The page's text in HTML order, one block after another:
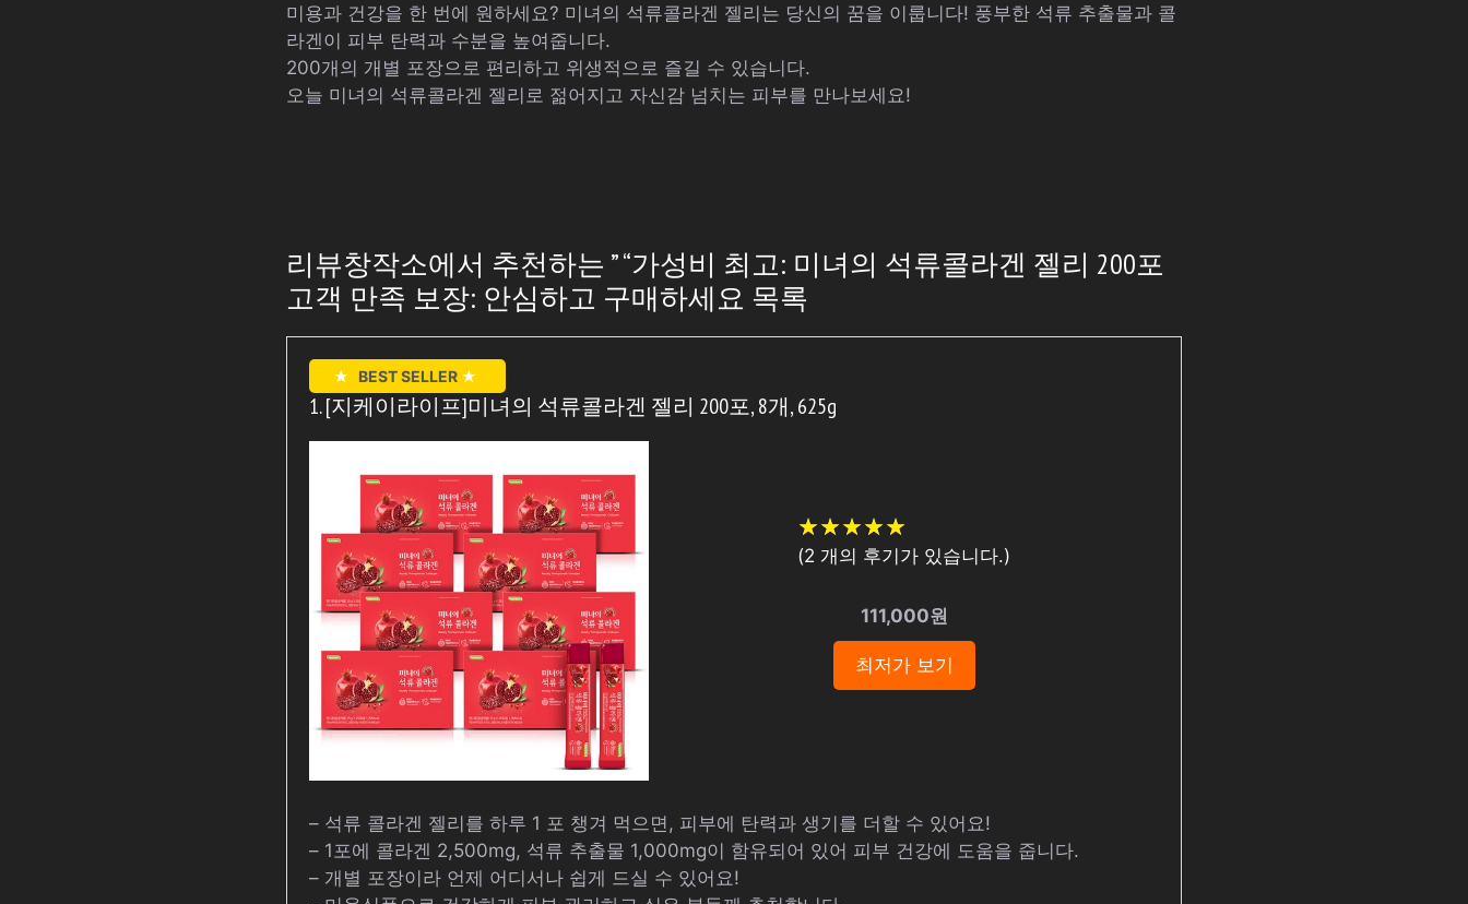
미용과 건강을 한 번에 원하세요? 미녀의 석류콜라겐 젤리는 당신의 꿈을 이룹니다! 풍부한 석류 추출물과 콜
라겐이 피부 탄력과 수분을 높여줍니다.
200개의 개별 포장으로 편리하고 위생적으로 즐길 수 있습니다.
오늘 미녀의 석류콜라겐 젤리로 젊어지고 자신감 넘치는 피부를 만나보세요!
리뷰창작소에서 추천하는 ” “가성비 최고: 미녀의 석류콜라겐 젤리 200포
고객 만족 보장: 안심하고 구매하세요 목록
★ BEST SELLER ★
1. [지케이라이프]미녀의 석류콜라겐 젤리 200포, 8개, 625g
★★★★★
★★★★★
(2 개의 후기가 있습니다.)
111,000원
최저가 보기
– 석류 콜라겐 젤리를 하루 1 포 챙겨 먹으면, 피부에 탄력과 생기를 더할 수 있어요!
– 1포에 콜라겐 2,500mg, 석류 추출물 1,000mg이 함유되어 있어 피부 건강에 도움을 줍니다.
– 개별 포장이라 언제 어디서나 쉽게 드실 수 있어요!